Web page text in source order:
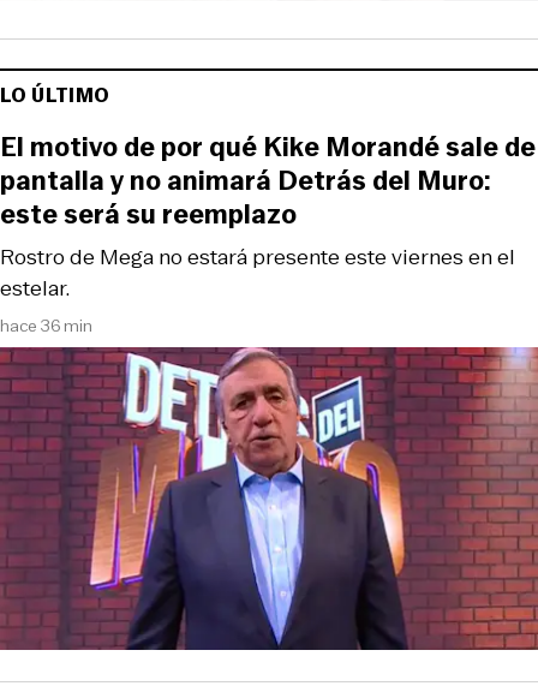
LO ÚLTIMO
hace 36 min
Rostro de Mega no estará presente este viernes en el
estelar.
El motivo de por qué Kike Morandé sale de
pantalla y no animará Detrás del Muro:
este será su reemplazo